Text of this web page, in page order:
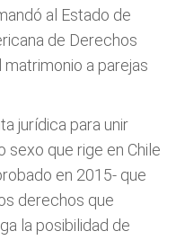
al Estado de
de Derechos
a parejas
jurídica para unir
sexo que rige en Chile
en 2015- que
derechos que
la posibilidad de